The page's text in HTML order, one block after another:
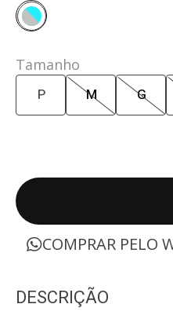
Tamanho
P M G
COMPRAR PELO
DESCRIÇÃO